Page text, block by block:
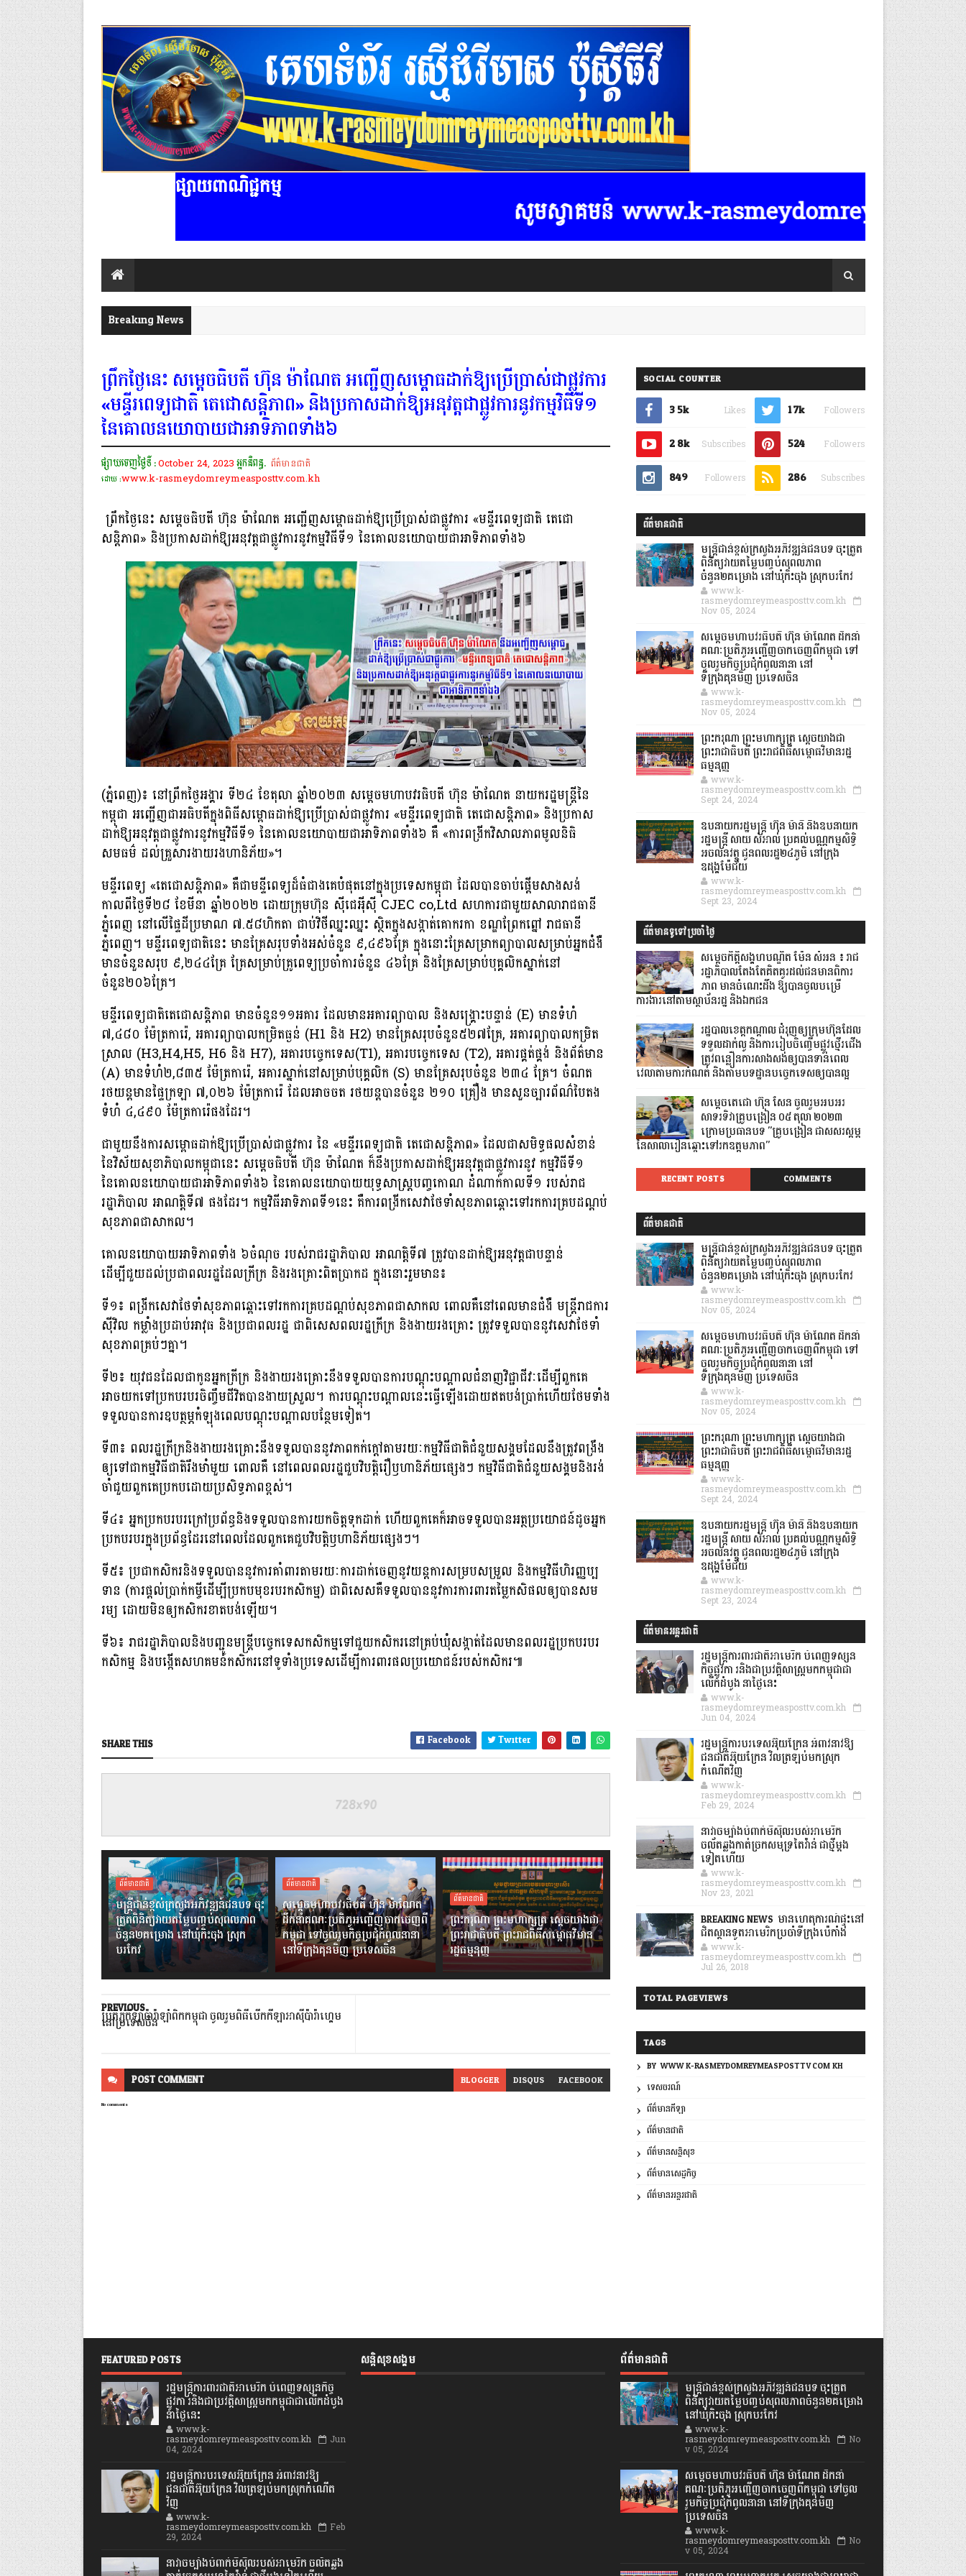
ផ្សាយពាណិជ្ជកម្ម
សូមស្វាគមន៍ www.k-
Breaking News
ព្រឹកថ្ងៃនេះ សម្តេចធិបតី ហ៊ុន ម៉ាណែត អញ្ជើញសម្ពោធដាក់ឱ្យប្រើប្រាស់ជាផ្លូវការ
«មន្ទីរពេទ្យជាតិ តេជោសន្តិភាព» និងប្រកាសដាក់ឱ្យ​អនុវត្តជាផ្លូវការនូវកម្មវិធីទី១
នៃគោលនយោបាយជាអាទិភាពទាំង៦
ផ្សាយចេញថ្ងៃទី :October 24, 2023អ្នកនិពន្ធ. ព័ត៌មានជាតិ
ដោយ :www.k-rasmeydomreymeasposttv.com.kh
ព្រឹកថ្ងៃនេះ សម្តេចធិបតី ហ៊ុន ម៉ាណែត អញ្ជើញសម្ពោធដាក់ឱ្យប្រើប្រាស់ជាផ្លូវការ «មន្ទីរពេទ្យជាតិ តេជោ
សន្តិភាព» និងប្រកាសដាក់ឱ្យ​អនុវត្តជាផ្លូវការនូវកម្មវិធីទី១ នៃគោលនយោបាយជាអាទិភាពទាំង៦
(ភ្នំពេញ)៖ នៅព្រឹកថ្ងៃអង្គារ ទី២៤​ ខែតុលា ឆ្នាំ២០២៣ សម្តេចមហាបវរធិបតី ហ៊ុន ម៉ាណែត នាយករដ្ឋមន្ត្រីនៃ
កម្ពុជា អញ្ជើញជាអធិបតីក្នុងពិធីសម្ពោធដាក់ឱ្យប្រើប្រាស់ជាផ្លូវការ «មន្ទីរពេទ្យជាតិ​ តេជោសន្តិភាព» និងប្រកាស
ដាក់ឱ្យ​អនុវត្តជាផ្លូវការនូវកម្មវិធីទី១ នៃគោលនយោបាយជាអាទិភាពទាំង៦ គឺ «ការពង្រីកវិសាលភាពមូលនិធិ
សមធម៌ ដល់គ្រួសារងាយរងហានិភ័យ»។
មន្ទីរពេទ្យ «តេជោសន្តិភាព» គឺជាមន្ទីពេទ្យដ៏ធំជាងគេបំផុតនៅក្នុងប្រទេសកម្ពុជា ដែលបានចាប់ផ្តើមសាងសង់
កាលពីថ្ងៃទី២៨ ខែមីនា ឆ្នាំ២០២២ ដោយក្រុមហ៊ុន ស៊ីជេអ៉ីស៊ី CJEC co,Ltd សហការ​ជាមួយ​សាលា​រាជធានី​
ភ្នំពេញ នៅលើផ្ទៃដីប្រមាណ ៧.៥៨ហិកតា ជាប់វិថីឈ្នះឈ្នះ ស្ថិតក្នុងសង្កាត់គោករកា ខណ្ឌ​ព្រែកព្នៅ រាជធានី
ភ្នំពេញ។ មន្ទីរពេទ្យជាតិនេះ មានគ្រែសរុបទាំងអស់ចំនួន ៩,៤៩៦គ្រែ ក្នុងនោះគ្រែសម្រាកព្យាបាលសម្រាប់អ្នកជំងឺ
មានចំនួនសរុប ៩,២៤៤គ្រែ គ្រែសម្រាប់គ្រូពេទ្យប្រចាំការចំនួន ៤៦គ្រែ និងគ្រែសម្រាប់បុគ្គលិកស្នាក់នៅ
ចំនួន២០៦គ្រែ។
មន្ទីរពេទ្យជាតិតេជោសន្ដិភាព មានចំនួន១១អគារ ដែលមានអគារព្យាបាល និងសង្គ្រោះបន្ទាន់ (E) មានទំហំ
៧,៤៨០ ម៉ែត្រការ៉េ, អគារព្យាបាលកម្រិតធ្ងន់ (H1 និង H2) មានគ្រែសរុបចំនួន៥២៧គ្រែ, អគារ​ព្យាបាល​កម្រិត​
ស្រាល​ (H3,H4,H5, H6 និង H7), អគារបច្ចេកទេស(T1), អគារបច្ចេកទេស (T2), អគារ​ផ្គត់​ផ្គង់​ និង​ព័ត៌មាន​
(A)​ មាន​ទំហំ២,៨៣៥ ម៉ែត្រការ៉េ, អគារស្នាក់នៅសម្រាប់បុគ្គលិក (S) មានគ្រែសរុបចំនួន ២៣៤ គ្រែ។ ចំណត​
រថយន្ត​មាន​ផ្ទៃក្រឡា ៧,០២៦ ម៉ែត្រការ៉េ ដែលអាចចត រថយន្តបានចំនួន ២១០ គ្រឿង មានសួនច្បារព័ណ៌បៃតង
ទំហំ ៤,៤៩០ ម៉ែត្រការ៉េផងដែរ។
ជាមួយនឹងការសម្ពោធដាក់ឱ្យប្រើប្រាស់ជាផ្លូវការ នៃ «មន្ទីរពេទ្យជាតិ​ តេជោសន្តិភាព» ដែលជាសមិទ្ធផលសំខាន់
នៃវិស័យសុខាភិបាលកម្ពុជានេះ សម្តេចធិបតី ហ៊ុន ម៉ាណែត ក៏នឹងប្រកាសដាក់ឱ្យ​អនុវត្តជាផ្លូវការនូវ កម្មវិធីទី១
នៃគោលនយោបាយជាអាទិភាពទាំង៦ នៃគោលនយោបាយយុទ្ធសាស្រ្តបញ្ចកោណ ដំណាក់កាលទី១ របស់រាជ
រដ្ឋាភិបាល អាណត្តិទី៧ ផងដែរ។ កម្មវិធីអាទិភាពទី១នេះ គឺការពង្រីកសេវាថែទាំសុខភាពឆ្ពោះទៅរកការគ្របដណ្តប់
សុខភាពជាសាកល។
គោលនយោបាយអាទិភាពទាំង ៦ចំណុច របស់រាជរដ្ឋាភិបាល អាណត្តិទី៧ ត្រូវបានដាក់ឱ្យអនុវត្តជាបន្ទាន់
ដើម្បីជួយដល់ប្រជាពលរដ្ឋដែលក្រីក្រ និងរងគ្រោះពិតប្រាកដ ក្នុងនោះរួមមាន៖
ទី១៖ ពង្រីកសេវាថែទាំសុខភាពឆ្ពោះទៅរកការគ្របដណ្តប់សុខភាពជាសាកល ពោលគឺនៅពេលមានជំងឺ មន្ត្រីរាជការ
ស៊ីវិល កម្លាំងប្រដាប់អាវុធ និងប្រជាពលរដ្ឋ ជាពិសេសពលរដ្ឋក្រីក្រ និងងាយរងគ្រោះ ត្រូវទទួលបាននូវសេវាថែទាំ
សុខភាពគ្រប់ៗគ្នា។
ទី២៖ យុវជនដែលជាកូនអ្នកក្រីក្រ និងងាយរងគ្រោះនឹងទទួលបានការបណ្ដុះបណ្ដាលជំនាញវិជ្ជាជីវៈដើម្បីពួកគេ
អាចយកទៅប្រកបរបរចិញ្ចឹមជីវិតបានងាយស្រួល។ ការបណ្ដុះបណ្ដាលនេះធ្វើឡើងដោយឥតបង់ប្រាក់ហើយថែមទាំង
ទទួលបានការឧបត្ថម្ភកំឡុងពេលបណ្ដុះបណ្ដាលបន្ថែមទៀត។
ទី៣៖ ពលរដ្ឋក្រីក្រនិងងាយរងគ្រោះនឹងទទួលបាននូវភាពកក់ក្តៅតាមរយៈកម្មវិធីជាតិជំនួយសង្គមដែលនឹងត្រូវពង្រឹង
ឲ្យទៅជាកម្មវិធីជាតិរឹងមាំមួយ ពោលគឺ នៅពេលពលរដ្ឋជួបវិបត្តិរឿឫហានិភ័យផ្សេងៗ កម្មវិធីជាតិជំនួយសង្គមនិងរង់
ចាំជួយពួកគេប្រកបដោយប្រសិទ្ធភាពខ្ពស់។
ទី៤៖ អ្នកប្រកបរបរក្រៅប្រព័ន្ធនិងទទួលបានការយកចិត្តទុកដាក់ ហើយពួកគេក៏អាចទទួលបានអត្ថប្រយោជន៍ដូចអ្នក
ប្រកបរបរក្នុងប្រព័ន្ធដែរនៅពេលដែលពួកគេជួបវិបត្តិឫហានិភ័យផ្សេងៗ។
ទី៥៖ ប្រជាកសិករនិងទទួលបាននូវការគាំពារតាមរយៈការដាក់ចេញនូវយន្តការសម្របសម្រួល និងកម្មវិធីហិរញ្ញប្ប
ទាន (ការផ្ដល់ប្រាក់កម្ចីដើម្បីប្រកបមុខរបរកសិកម្ម) ជាពិសេសគឺទទួលបាននូវការការពារតម្លៃកសិផលឲ្យបានសម
រម្យ ដោយមិនឲ្យកសិករខាតបង់ឡើយ។
ទី៦៖ រាជរដ្ឋាភិបាលនិងបញ្ជូនមន្ត្រីបច្ចេកទេសកសិកម្មទៅជួយកសិករនៅគ្រប់ឃុំសង្កាត់ដែលមានពលរដ្ឋប្រកបរបរ
កសិកម្ម និងបង្កើតសហគមន៍កសិករនៅទូទាំងប្រទេសដើម្បីការពារផលប្រយោជន៍របស់កសិករ៕
SHARE THIS Facebook Twitter
ព័ត៌មានជាតិ
មន្ត្រីជាន់ខ្ពស់ក្រសួងអភិវឌ្ឍន៍ជនបទ ចុះ
ត្រួតពិនិត្យវាយតម្លៃបញ្ចប់សុពលភាព
ចំនួន២គម្រោង នៅឃុំកិះចុង ស្រុក
បរកែវ
ព័ត៌មានជាតិ
សម្តេចមហាបវរធិបតី ហ៊ុន ម៉ាណែត
ដឹកនាំគណៈប្រតិភូអញ្ជើញចាកចេញពី
កម្ពុជា ទៅចូលរួមកិច្ចប្រជុំកំពូលនានា
នៅទីក្រុងគុនមិញ ប្រទេសចិន
ព័ត៌មានជាតិ
ព្រះករុណា ព្រះមហាក្សត្រ ស្តេចយាងជា
ព្រះរាជាធិបតី ព្រះរាជពិធីសម្ពោធវិមាន
រដ្ឋធម្មនុញ្ញ
PREVIOUS
ប្រតិភូកីឡាប៉ារ៉ាឡាំពិកកម្ពុជា ចូលរួមពិធីបើកកីឡាអាស៊ីប៉ារ៉ាហ្គេម
នៅប្រទេសចិន
POSTCOMMENT BLOGGER DISQUS FACEBOOK
No comments
SOCIAL COUNTER
3.5k Likes 1.7k Followers
2.8k Subscribes 524 Followers
849 Followers 286 Subscribes
ព័ត៌មានជាតិ
មន្ត្រីជាន់ខ្ពស់ក្រសួងអភិវឌ្ឍន៍ជនបទ ចុះត្រួត
ពិនិត្យវាយតម្លៃបញ្ចប់សុពលភាព
ចំនួន២គម្រោង នៅឃុំកិះចុង ស្រុកបរកែវ
www.k-
rasmeydomreymeasposttv.com.kh
Nov 05, 2024
សម្តេចមហាបវរធិបតី ហ៊ុន ម៉ាណែត ដឹកនាំ
គណៈប្រតិភូអញ្ជើញចាកចេញពីកម្ពុជា ទៅ
ចូលរួមកិច្ចប្រជុំកំពូលនានា នៅ
ទីក្រុងគុនមិញ ប្រទេសចិន
www.k-
rasmeydomreymeasposttv.com.kh
Nov 05, 2024
ព្រះករុណា ព្រះមហាក្សត្រ ស្តេចយាងជា
ព្រះរាជាធិបតី ព្រះរាជពិធីសម្ពោធវិមានរដ្ឋ
ធម្មនុញ្ញ
www.k-
rasmeydomreymeasposttv.com.kh
Sept 24, 2024
ឧបនាយករដ្ឋមន្ដ្រី ហ៊ុន ម៉ានី និងឧបនាយក
រដ្ឋមន្ដ្រី សាយ សំអាល់ ប្រគល់បណ្ណកម្មសិទ្ធិ
អចលនវត្ថុ ជូនពលរដ្ឋ២៤ភូមិ នៅក្រុង
ឧដុង្គម៉ែជ័យ
www.k-
rasmeydomreymeasposttv.com.kh
Sept 23, 2024
ព័ត៌មានទូទៅប្រចាំថ្ងៃ
សម្តេចកិត្តិសង្គហបណ្ឌិត ម៉ែន សំអន ៖ រាជ
រដ្ឋាភិបាលតែងតែគិតគូរដល់ជនមានពិការ
ភាព មានចំណេះដឹង ឱ្យបានចូលបម្រើ
ការងារនៅតាមស្ថាប័នរដ្ឋ និងឯកជន
រដ្ឋបាលខេត្តកណ្ដាល ជំរុញឲ្យក្រុមហ៊ុនដែល
ទទួលដាក់លូ និងការរៀបចិញ្ចើមផ្លូវថ្មើរជើង
ត្រូវពន្លឿនការសាងសង់ឲ្យបានទាន់ពេល
វេលាតាមការកំណត់ និងតាមបទដ្ឋានបច្ចេកទេសឲ្យបានល្អ
សម្តេចតេជោ ហ៊ុន សែន ចូលរួមអបអរ
សាទរទិវាគ្រូបង្រៀន ០៥ តុលា ២០២៣
ក្រោមប្រធានបទ "គ្រូបង្រៀន ជាសសរស្តម្ភ
នៃសាលារៀនឆ្ពោះទៅរកឧត្តមភាព"
RECENT POSTS COMMENTS
ព័ត៌មានជាតិ
មន្ត្រីជាន់ខ្ពស់ក្រសួងអភិវឌ្ឍន៍ជនបទ ចុះត្រួត
ពិនិត្យវាយតម្លៃបញ្ចប់សុពលភាព
ចំនួន២គម្រោង នៅឃុំកិះចុង ស្រុកបរកែវ
www.k-
rasmeydomreymeasposttv.com.kh
Nov 05, 2024
សម្តេចមហាបវរធិបតី ហ៊ុន ម៉ាណែត ដឹកនាំ
គណៈប្រតិភូអញ្ជើញចាកចេញពីកម្ពុជា ទៅ
ចូលរួមកិច្ចប្រជុំកំពូលនានា នៅ
ទីក្រុងគុនមិញ ប្រទេសចិន
www.k-
rasmeydomreymeasposttv.com.kh
Nov 05, 2024
ព្រះករុណា ព្រះមហាក្សត្រ ស្តេចយាងជា
ព្រះរាជាធិបតី ព្រះរាជពិធីសម្ពោធវិមានរដ្ឋ
ធម្មនុញ្ញ
www.k-
rasmeydomreymeasposttv.com.kh
Sept 24, 2024
ឧបនាយករដ្ឋមន្ដ្រី ហ៊ុន ម៉ានី និងឧបនាយក
រដ្ឋមន្ដ្រី សាយ សំអាល់ ប្រគល់បណ្ណកម្មសិទ្ធិ
អចលនវត្ថុ ជូនពលរដ្ឋ២៤ភូមិ នៅក្រុង
ឧដុង្គម៉ែជ័យ
www.k-
rasmeydomreymeasposttv.com.kh
Sept 23, 2024
ព័ត៌មានអន្តរជាតិ
រដ្ឋមន្រ្តីការពារជាតិអាមេរិក បំពេញទស្សន
កិច្ចផ្លូវកា រនិងជាប្រវត្តិសាស្រ្តមកកម្ពុជាជា
លើកដំបូង នាថ្ងៃនេះ
www.k-
rasmeydomreymeasposttv.com.kh
Jun 04, 2024
រដ្ឋមន្ត្រីការបរទេសអ៊ុយក្រែន អំពាវនាវឱ្យ
ជនជាតិអ៊ុយក្រែន វិលត្រឡប់មកស្រុក
កំណើតវិញ
www.k-
rasmeydomreymeasposttv.com.kh
Feb 29, 2024
នាវាចម្បាំងបំពាក់មីស៊ីលរបស់អាមេរិក
ចល័តឆ្លងកាត់ច្រកសមុទ្រតៃវ៉ាន់ ជាថ្មីម្តង
ទៀតហើយ
www.k-
rasmeydomreymeasposttv.com.kh
Nov 23, 2021
BREAKING NEWS: មានហេតុការណ៍ផ្ទុះនៅ
ជិតស្ថានទូតអាមេរិកប្រចាំទីក្រុងប៉េកាំង
www.k-
rasmeydomreymeasposttv.com.kh
Jul 26, 2018
TOTAL PAGEVIEWS
TAGS
BY: WWW.K-RASMEYDOMREYMEASPOSTTV.COM.KH
ទេសចរណ៍
ព័ត៌មានកីឡា
ព័ត៌មានជាតិ
ព័ត៌មានសន្តិសុខ
ព័ត៌មានសេដ្ឋកិច្ច
ព័ត៌មានអន្តរជាតិ
FEATURED POSTS
រដ្ឋមន្រ្តីការពារជាតិអាមេរិក បំពេញទស្សនកិច្ច
ផ្លូវកា រនិងជាប្រវត្តិសាស្រ្តមកកម្ពុជាជាលើកដំបូង
នាថ្ងៃនេះ
www.k-
rasmeydomreymeasposttv.com.kh Jun
04, 2024
រដ្ឋមន្ត្រីការបរទេសអ៊ុយក្រែន អំពាវនាវឱ្យ
ជនជាតិអ៊ុយក្រែន វិលត្រឡប់មកស្រុកកំណើត
វិញ
www.k-
rasmeydomreymeasposttv.com.kh Feb
29, 2024
នាវាចម្បាំងបំពាក់មីស៊ីលរបស់អាមេរិក ចល័តឆ្លង
សន្តិសុខសង្គម
ព័ត៌មានជាតិ
មន្ត្រីជាន់ខ្ពស់ក្រសួងអភិវឌ្ឍន៍ជនបទ ចុះត្រួត
ពិនិត្យវាយតម្លៃបញ្ចប់សុពលភាពចំនួន២គម្រោង
នៅឃុំកិះចុង ស្រុកបរកែវ
www.k-
rasmeydomreymeasposttv.com.kh No
v 05, 2024
សម្តេចមហាបវរធិបតី ហ៊ុន ម៉ាណែត ដឹកនាំ
គណៈប្រតិភូអញ្ជើញចាកចេញពីកម្ពុជា ទៅចូល
រួមកិច្ចប្រជុំកំពូលនានា នៅទីក្រុងគុនមិញ
ប្រទេសចិន
www.k-
rasmeydomreymeasposttv.com.kh No
v 05, 2024